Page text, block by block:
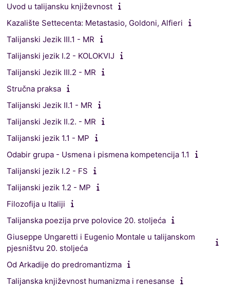
Uvod u talijansku književnost
Kazalište Settecenta: Metastasio, Goldoni, Alfieri
Talijanski Jezik III.1 - MR
Talijanski jezik I.2 - KOLOKVIJ
Talijanski Jezik III.2 - MR
Stručna praksa
Talijanski Jezik II.1 - MR
Talijanski Jezik II.2. - MR
Talijanski jezik 1.1 - MP
Odabir grupa - Usmena i pismena kompetencija 1.1
Talijanski jezik I.2 - FS
Talijanski jezik 1.2 - MP
Filozofija u Italiji
Talijanska poezija prve polovice 20. stoljeća
Giuseppe Ungaretti i Eugenio Montale u talijanskom
pjesništvu 20. stoljeća
Od Arkadije do predromantizma
Talijanska književnost humanizma i renesanse